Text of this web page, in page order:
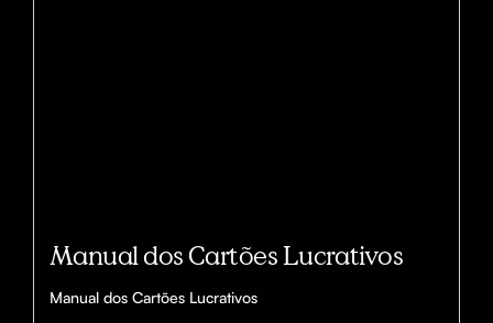
Manual dos Cartões Lucrativos
Manual dos Cartões Lucrativos